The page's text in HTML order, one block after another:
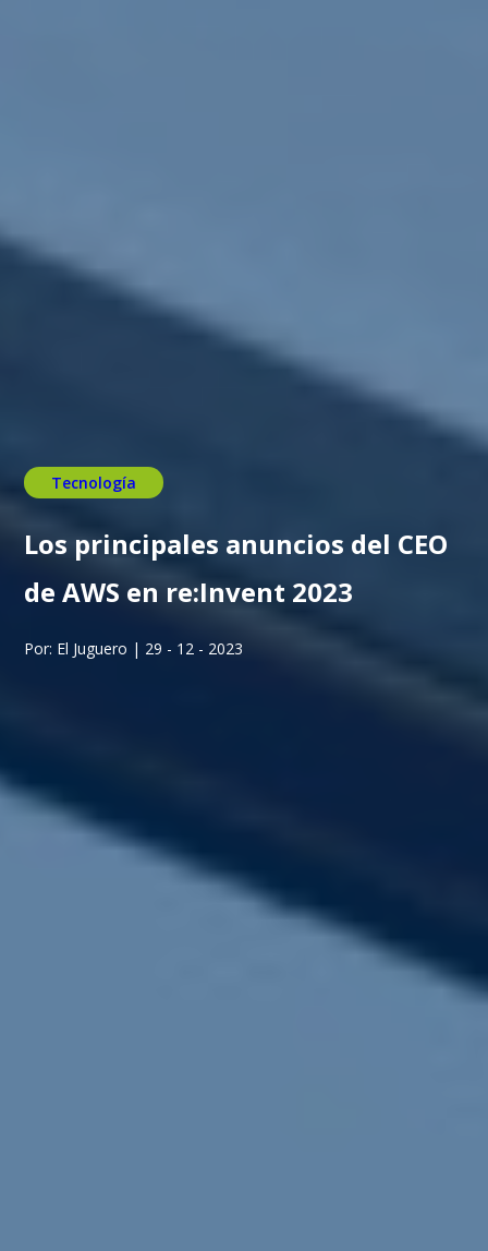
Tecnología
Los principales anuncios del CEO
de AWS en re:Invent 2023
Por: El Juguero | 29 - 12 - 2023